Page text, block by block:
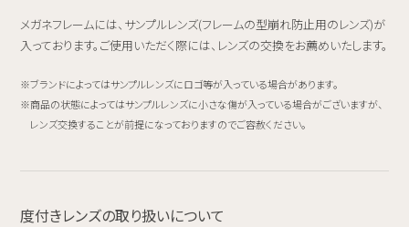
メガネフレームには、サンプルレンズ(フレームの型崩れ防止用のレンズ)が
入っております。ご使用いただく際には、レンズの交換をお薦めいたします。
ブランドによってはサンプルレンズにロゴ等が入っている場合があります。
商品の状態によってはサンプルレンズに小さな傷が入っている場合がございますが、
レンズ交換することが前提になっておりますのでご容赦ください。
度付きレンズの取り扱いについて